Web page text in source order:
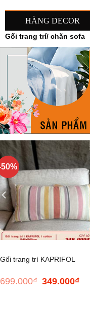
HÀNG DECOR
Gối trang trí/ chăn sofa
Gối trang trí KAPRIFOL
699.000₫
Giá
349.000₫Giá